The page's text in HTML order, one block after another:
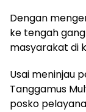
Dengan
ke tengah
masyarakat di
Usai meninjau
Tanggamus
posko